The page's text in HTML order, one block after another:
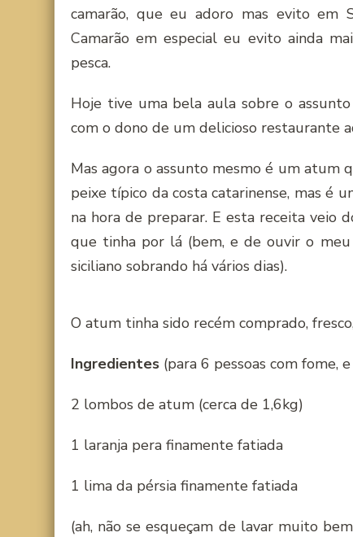
camarão, que eu adoro mas evito em
Camarão em especial eu evito ainda
pesca.
Hoje tive uma bela aula sobre o
com o dono de um delicioso restaurante
Mas agora o assunto mesmo é um atum
peixe típico da costa catarinense, mas é
na hora de preparar. E esta receita veio
que tinha por lá (bem, e de ouvir o
siciliano sobrando há vários dias).
O atum tinha sido recém comprado,
Ingredientes (para 6 pessoas com fome,
2 lombos de atum (cerca de 1,6kg)
1 laranja pera finamente fatiada
1 lima da pérsia finamente fatiada
(ah, não se esqueçam de lavar muito